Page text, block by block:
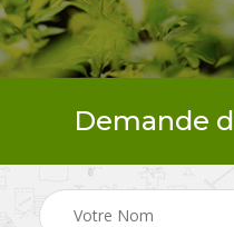
Demande